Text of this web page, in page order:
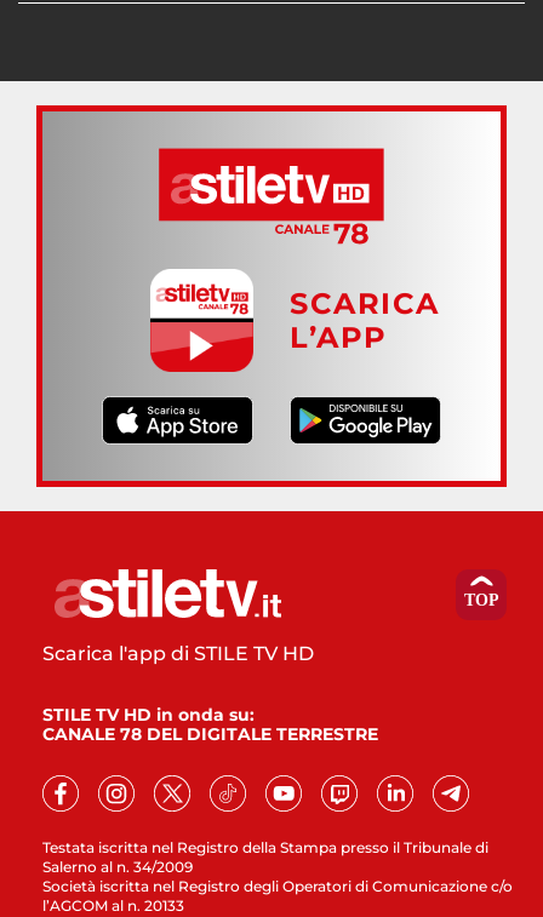
SCARICA
L’APP
Testata iscritta nel Registro della Stampa presso il Tribunale di
Salerno al n. 34/2009
Società iscritta nel Registro degli Operatori di Comunicazione c/o
l’AGCOM al n. 20133
Scarica l'app di STILE TV HD
STILE TV HD in onda su:
CANALE 78 DEL DIGITALE TERRESTRE